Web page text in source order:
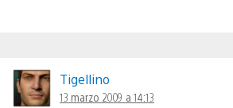
Tigellino
13 marzo 2009 a 14:13